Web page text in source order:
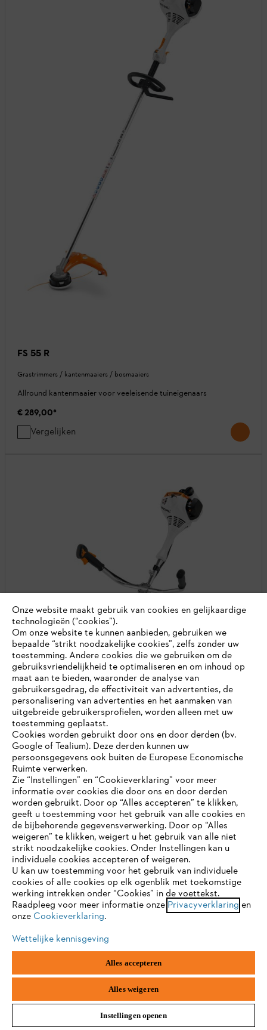
FS 55 R
Grastrimmers / kantenmaaiers / bosmaaiers
Allround kantenmaaier voor veeleisende tuineigenaars
€ 289,00*
Vergelijken
FS 55
Grastrimmers / kantenmaaiers / bosmaaiers
Allround kantenmaaier voor veeleisende tuineigenaars
€ 299,00*
Vergelijken
JE BROWSER WORDT NIET
ONDERSTEUND
Je gebruikt een browser die we nog niet ondersteunen. Om
onze website optimaal te kunnen gebruiken, raden we aan dat
je overschakelt op één van de volgende browsers:
firefox
safari edge
Onze website maakt gebruik van cookies en gelijkaardige
technologieën (“cookies”).
Om onze website te kunnen aanbieden, gebruiken we
bepaalde “strikt noodzakelijke cookies”, zelfs zonder uw
toestemming. Andere cookies die we gebruiken om de
gebruiksvriendelijkheid te optimaliseren en om inhoud op
maat aan te bieden, waaronder de analyse van
gebruikersgedrag, de effectiviteit van advertenties, de
personalisering van advertenties en het aanmaken van
uitgebreide gebruikersprofielen, worden alleen met uw
toestemming geplaatst.
Cookies worden gebruikt door ons en door derden (bv.
Google of Tealium). Deze derden kunnen uw
persoonsgegevens ook buiten de Europese Economische
Ruimte verwerken.
Zie “Instellingen” en “Cookieverklaring” voor meer
informatie over cookies die door ons en door derden
worden gebruikt. Door op “Alles accepteren” te klikken,
geeft u toestemming voor het gebruik van alle cookies en
de bijbehorende gegevensverwerking. Door op “Alles
weigeren” te klikken, weigert u het gebruik van alle niet
strikt noodzakelijke cookies. Onder Instellingen kan u
individuele cookies accepteren of weigeren.
U kan uw toestemming voor het gebruik van individuele
cookies of alle cookies op elk ogenblik met toekomstige
werking intrekken onder “Cookies” in de voettekst.
Raadpleeg voor meer informatie onze Privacyverklaring en
onze Cookieverklaring.
Wettelijke kennisgeving
Alles accepteren
Alles weigeren
Instellingen openen